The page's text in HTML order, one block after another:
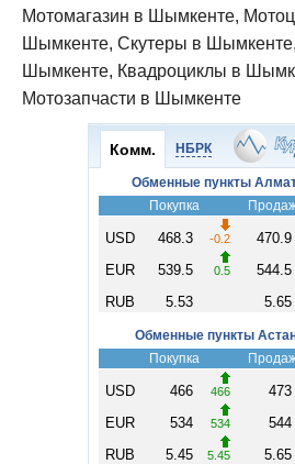
Мотомагазин в Шымкенте,
Шымкенте, Скутеры в
Шымкенте, Квадроциклы в
Мотозапчасти в Шымкенте